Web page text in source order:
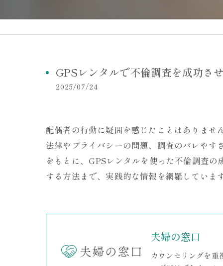
GPSレンタルで不倫調査を成功さ
2025/07/24
配偶者の行動に疑問を感じたことはありませ
法律やプライバシーの問題、調査のバレや
をもとに、GPSレンタルを使った不倫調査
する方法まで、実践的な情報を網羅していま
夫婦の窓口
カウンセリングを重